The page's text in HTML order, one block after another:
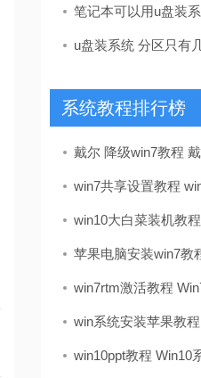
笔记本可以用u盘装系统吗 如何在笔记本电脑上用U盘
u盘装系统 分区只有几g 如何制
系统教程排行榜
戴尔 降级win7教程 戴尔电脑系统如何降
win7共享设置教程 win7电脑如何共享文
win10大白菜装机教程 别再花钱找人装系统啦
苹果电脑安装win7教
win7rtm激活教程 Win7 RTM永久激活，
win系统安装苹果教程 Windows电脑装苹
win10ppt教程 Win10系统PPT制作教程：母版